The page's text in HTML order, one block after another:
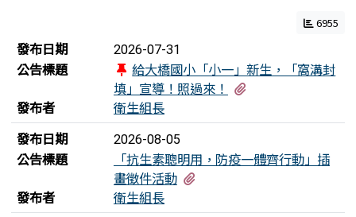
6955
新聞列表
發布日期 2026-07-31
公告標題
給大橋國小「小一」新生，「窩溝封
填」宣導！照過來！
發布者
衛生組長
發布日期
2026-08-05
公告標題
「抗生素聰明用，防疫一體齊行動」插
畫徵件活動
發布者
衛生組長